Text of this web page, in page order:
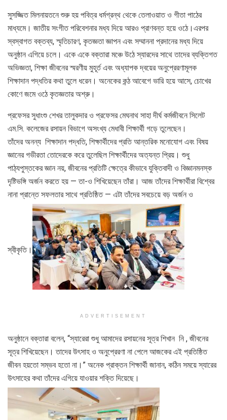
সুসজ্জিত মিলনায়তনে শুরু হয় পবিত্র ধর্মগ্রন্থ থেকে তেলাওয়াত ও গীতা পাঠের
মাধ্যমে। জাতীয় সংগীত পরিবেশনার মধ্য দিয়ে আরও প্রাণবন্ত হয়ে ওঠে।এরপর
স্বস্বাগত বক্তব্য, স্মৃতিচারণ, কৃতজ্ঞতা জ্ঞাপন এবং সম্মাননা প্রদানের মধ্য দিয়ে
অনুষ্ঠান এগিয়ে চলে। একে একে বক্তারা মঞ্চে উঠে স্যারদের সাথে তাদের ব্যক্তিগত
অভিজ্ঞতা, শিক্ষা জীবনের স্মরণীয় মুহূর্ত এবং অধ্যাপক দ্বয়ের অনুপ্রেরণামূলক
শিক্ষাদান পদ্ধতির কথা তুলে ধরেন। অনেকের কন্ঠ আবেগে ভারি হয়ে আসে, চোখের
কোণে জমে ওঠে কৃতজ্ঞতার অশ্রু।
প্রফেসর সুধাংশু শেখর তালুকদার ও প্রফেসর মেঘনাথ সাহা দীর্ঘ কর্মজীবনে সিলেট
এম.সি. কলেজের রসায়ন বিভাগে অসংখ্য মেধাবী শিক্ষার্থী গড়ে তুলেছেন।
তাঁদের অনন্য শিক্ষাদান পদ্ধতি, শিক্ষার্থীদের প্রতি আন্তরিক মনোযোগ এবং বিষয়
জ্ঞানের গভীরতা তোদেরকে করে তুলেছিল শিক্ষার্থীদের অত্যন্ত প্রিয়। শুধু
পাঠ্যপুস্তকের জ্ঞান নয়, জীবনের প্রতিটি ক্ষেত্রে কীভাবে যুক্তিবাদী ও বিজ্ঞানমনস্ক
দৃষ্টিভঙ্গি অর্জন করতে হয় — তা-ও শিখিয়েছেন তাঁরা। আজ তাঁদের শিক্ষার্থীরা বিশ্বের
নানা প্রান্তে সফলতার সাথে প্রতিষ্ঠিত — এটা তাঁদের সবচেয়ে বড় অর্জন ও
স্বীকৃতি।
ADVERTISEMENT
অনুষ্ঠানে বক্তারা বলেন, “স্যারেরা শুধু আমাদের রসায়নের সূত্র শিখান নি , জীবনের
সূত্র শিখিয়েছেন। তাদের উৎসাহ ও অনুপ্রেরণা না পেলে আজকের এই প্রতিষ্ঠিত
জীবন হয়তো সম্ভব হতো না।” অনেক প্রাক্তন শিক্ষার্থী জানান, কঠিন সময়ে স্যারের
উৎসাহের কথা তাঁদের এগিয়ে যাওয়ার শক্তি দিয়েছে।